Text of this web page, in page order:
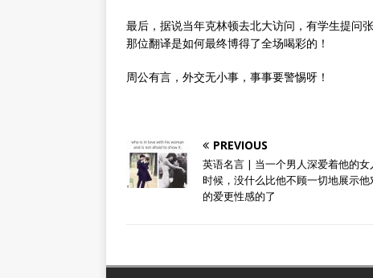
最后，据说当年克林顿去北大访问，有学生提问
那位翻译是如何最终博得了全场喝彩的！
周公有言，外交无小事，事事要警惕呀！
PREVIOUS
英语名言 | 当一个男人深爱着他的女
时候，没什么比他不顾一切地展示他
的爱更性感的了